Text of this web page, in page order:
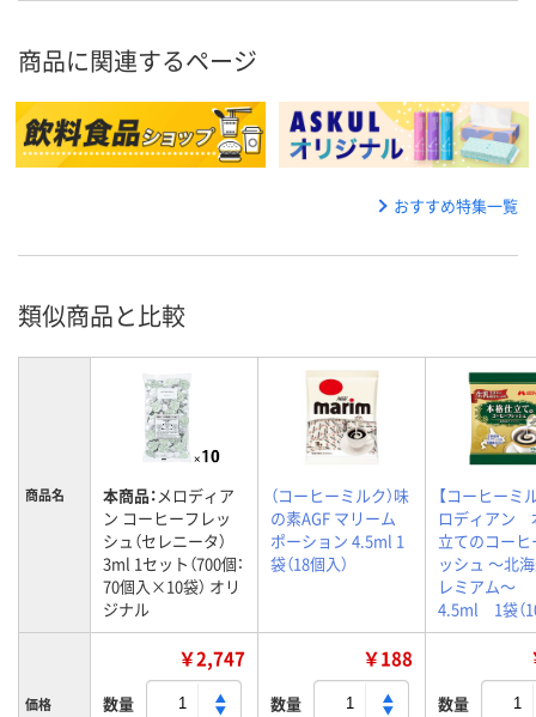
商品に関連するページ
おすすめ特集一覧
類似商品と比較
商品名 本商品：メロディア
ン コーヒーフレッ
シュ（セレニータ）
3ml 1セット（700個：
70個入×10袋） オリ
ジナル
（コーヒーミルク）味
の素AGF マリーム
ポーション 4.5ml 1
袋（18個入）
【コーヒーミ
ロディアン
立てのコー
ッシュ ～北
レミアム～
4.5ml 1袋（
価格
￥2,747
数量
￥188
数量 数量